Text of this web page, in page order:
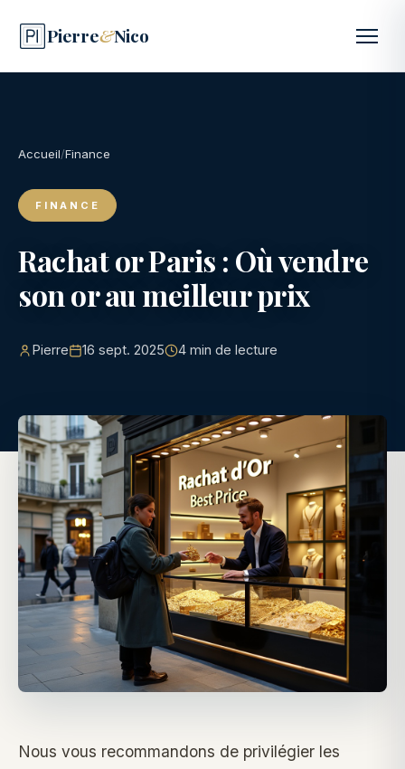
Pierre&Nico
Accueil/Finance
FINANCE
Rachat or Paris : Où vendre
son or au meilleur prix
Pierre 16 sept. 2025 4 min de lecture
Nous vous recommandons de privilégier les